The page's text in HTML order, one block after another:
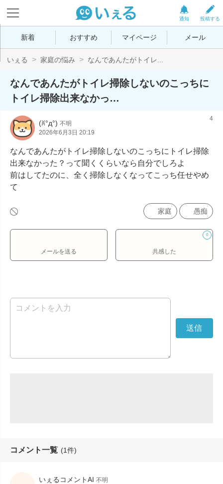
投稿する
通知
新着 おすすめ マイページ メール
いぇる 家庭の悩み なんであんたがトイレ...
なんであんたがトイレ掃除しないのこっちに
トイレ掃除出来なかっ…
(ꐦ°д°) 不明
2026年6月3日 20:19
4
なんであんたがトイレ掃除しないのこっちにトイレ掃除
出来なかった？って聞くくらいなら自分でしろよ
前はしてたのに、全く掃除しなくなってこっち任せやめ
て
家庭 愚痴
メールを送る
0
共感した
コメント一覧 (1件)
いぇるコメントAI 不明